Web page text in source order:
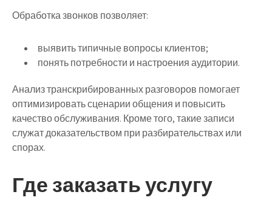
Обработка звонков позволяет:
выявить типичные вопросы клиентов;
понять потребности и настроения аудитории.
Анализ транскрибированных разговоров помогает
оптимизировать сценарии общения и повысить
качество обслуживания. Кроме того, такие записи
служат доказательством при разбирательствах или
спорах.
Где заказать услугу